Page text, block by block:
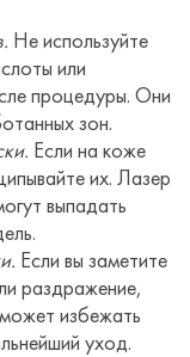
Не используйте
или
процедуры. Они
зон.
Если на коже
их. Лазер
выпадать
Если вы заметите
раздражение,
избежать
уход.